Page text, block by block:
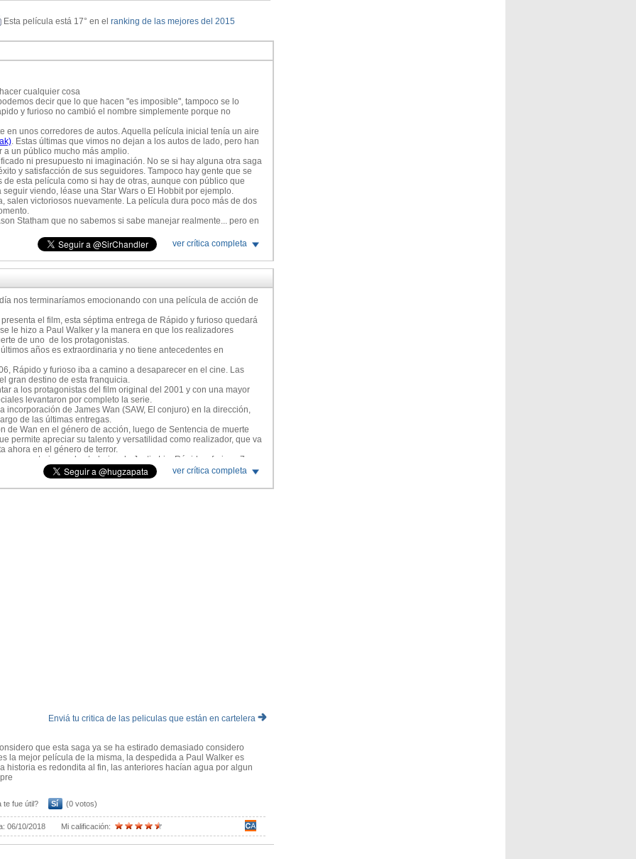
Esta película está 17° en el ranking de las mejores del 2015
cualquier cosa
decir que lo que hacen "es imposible", tampoco se lo
y furioso no cambió el nombre simplemente porque no
en unos corredores de autos. Aquella película inicial tenía un aire
. Estas últimas que vimos no dejan a los autos de lado, pero han
un público mucho más amplio.
ni presupuesto ni imaginación. No se si hay alguna otra saga
y satisfacción de sus seguidores. Tampoco hay gente que se
esta película como si hay de otras, aunque con público que
viendo, léase una Star Wars o El Hobbit por ejemplo.
salen victoriosos nuevamente. La película dura poco más de dos
Statham que no sabemos si sabe manejar realmente... pero en
claro, el tipo es duro. Luego empieza todo el ballet con The Rock y
arte puesto en las peleas, su técnica para filmar, los cuadros y
pero por el lado bueno que el tiene.
todos los de la saga que están "vivos"en la historia, como
entrega. Los llamaron para unos pocos segundos, pero se
parte de la película.
actores están muy bien, los efectos especiales han mejorado
intacto y hace que todo sea un combo perfecto para el cine.
notadas por los detallistas, pero es algo menor. Ahora lo que
arte a la despedida que habrá que ver como se maneja en la
todo. Se podrá leer un simple "A Paul" en los títulos, pero
misma.
El 3D igual es prescindible totalmente, la acción tiene
o unos cinco minutos de más, pero es la séptima entrega de una
en claro que tienen combustible para rato. Imperdible.
ver crítica completa
nos terminaríamos emocionando con una película de acción de
el film, esta séptima entrega de Rápido y furioso quedará
le hizo a Paul Walker y la manera en que los realizadores
de uno de los protagonistas.
años es extraordinaria y no tiene antecedentes en
Rápido y furioso iba a camino a desaparecer en el cine. Las
gran destino de esta franquicia.
a los protagonistas del film original del 2001 y con una mayor
levantaron por completo la serie.
incorporación de James Wan (SAW, El conjuro) en la dirección,
de las últimas entregas.
de Wan en el género de acción, luego de Sentencia de muerte
permite apreciar su talento y versatilidad como realizador, que va
ahora en el género de terror.
caracterizaron los trabajos de Justin Lin, Rápido y furioso 7
varios momentos extraordinarios.
en que está filmada la pelea que tienen Jason Statham y The
esa manera) se nota claramente que hay otro director a cargo que
por la más inteligente y emotiva. Chandler seguramente va
que le salen del corazón.
pero Rápido y furioso 7 genera esa reacción y por esa razón
pochocleras del 2015.
ver crítica completa
Enviá tu critica de las peliculas que están en cartelera
que esta saga ya se ha estirado demasiado considero
la mejor película de la misma, la despedida a Paul Walker es
historia es redondita al fin, las anteriores hacían agua por algun
te fue útil? Sí (0 votos)
06/10/2018 Mi calificación: